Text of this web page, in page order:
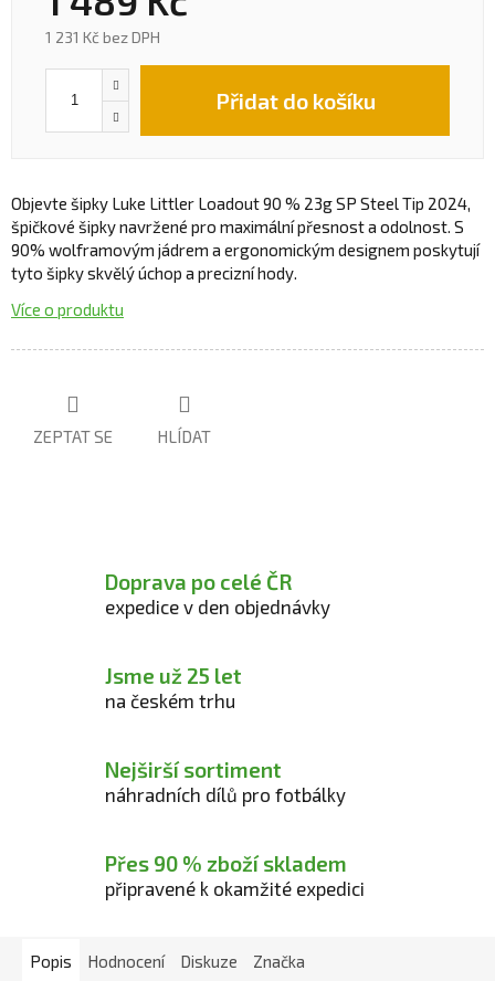
1 231 Kč bez DPH
Přidat do košíku
Objevte šipky Luke Littler Loadout 90 % 23g SP Steel Tip 2024,
špičkové šipky navržené pro maximální přesnost a odolnost. S
90% wolframovým jádrem a ergonomickým designem poskytují
tyto šipky skvělý úchop a precizní hody.
Více o produktu
ZEPTAT SE HLÍDAT
Doprava po celé ČR
expedice v den objednávky
Jsme už 25 let
na českém trhu
Nejširší sortiment
náhradních dílů pro fotbálky
Přes 90 % zboží skladem
připravené k okamžité expedici
Popis Hodnocení Diskuze Značka